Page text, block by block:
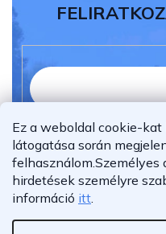
Ez a weboldal cookie-
látogatása során
felhasználom.Személyes
hirdetések személyre
információ itt.
Elolvastam és
Feliratkozás